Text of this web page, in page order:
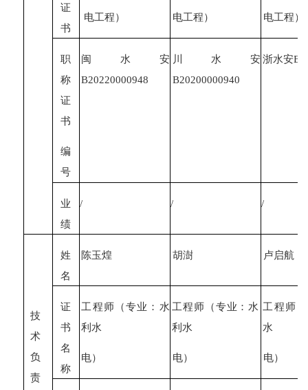
证
书
电工程） 电工程） 电工程）
职
称
证
书
编
号
闽水安
B20220000948
川水安
B20200000940
浙水安
业
绩
/ / /
技
术
负
责
姓
名
陈玉煌 胡澍 卢启航
证
书
名
称
工程师（专业：水
利水
电）
工程师（专业：水
利水
电）
工程师
水
电）